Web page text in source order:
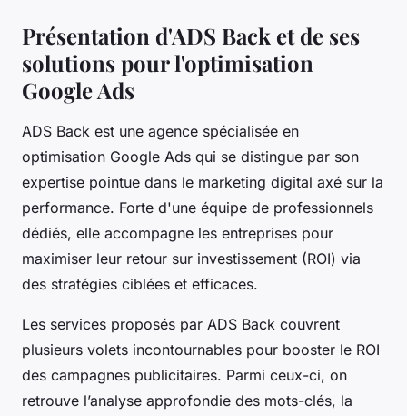
Présentation d'ADS Back et de ses
solutions pour l'optimisation
Google Ads
ADS Back est une agence spécialisée en
optimisation Google Ads qui se distingue par son
expertise pointue dans le marketing digital axé sur la
performance. Forte d'une équipe de professionnels
dédiés, elle accompagne les entreprises pour
maximiser leur retour sur investissement (ROI) via
des stratégies ciblées et efficaces.
Les services proposés par ADS Back couvrent
plusieurs volets incontournables pour booster le ROI
des campagnes publicitaires. Parmi ceux-ci, on
retrouve l’analyse approfondie des mots-clés, la